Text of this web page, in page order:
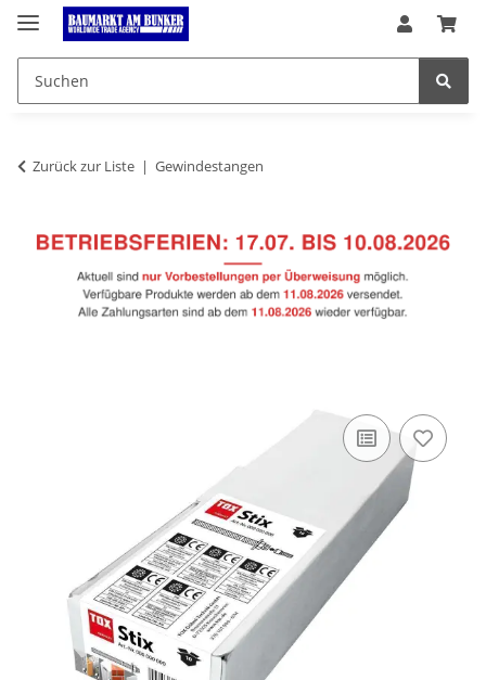
Zurück zur Liste Gewindestangen